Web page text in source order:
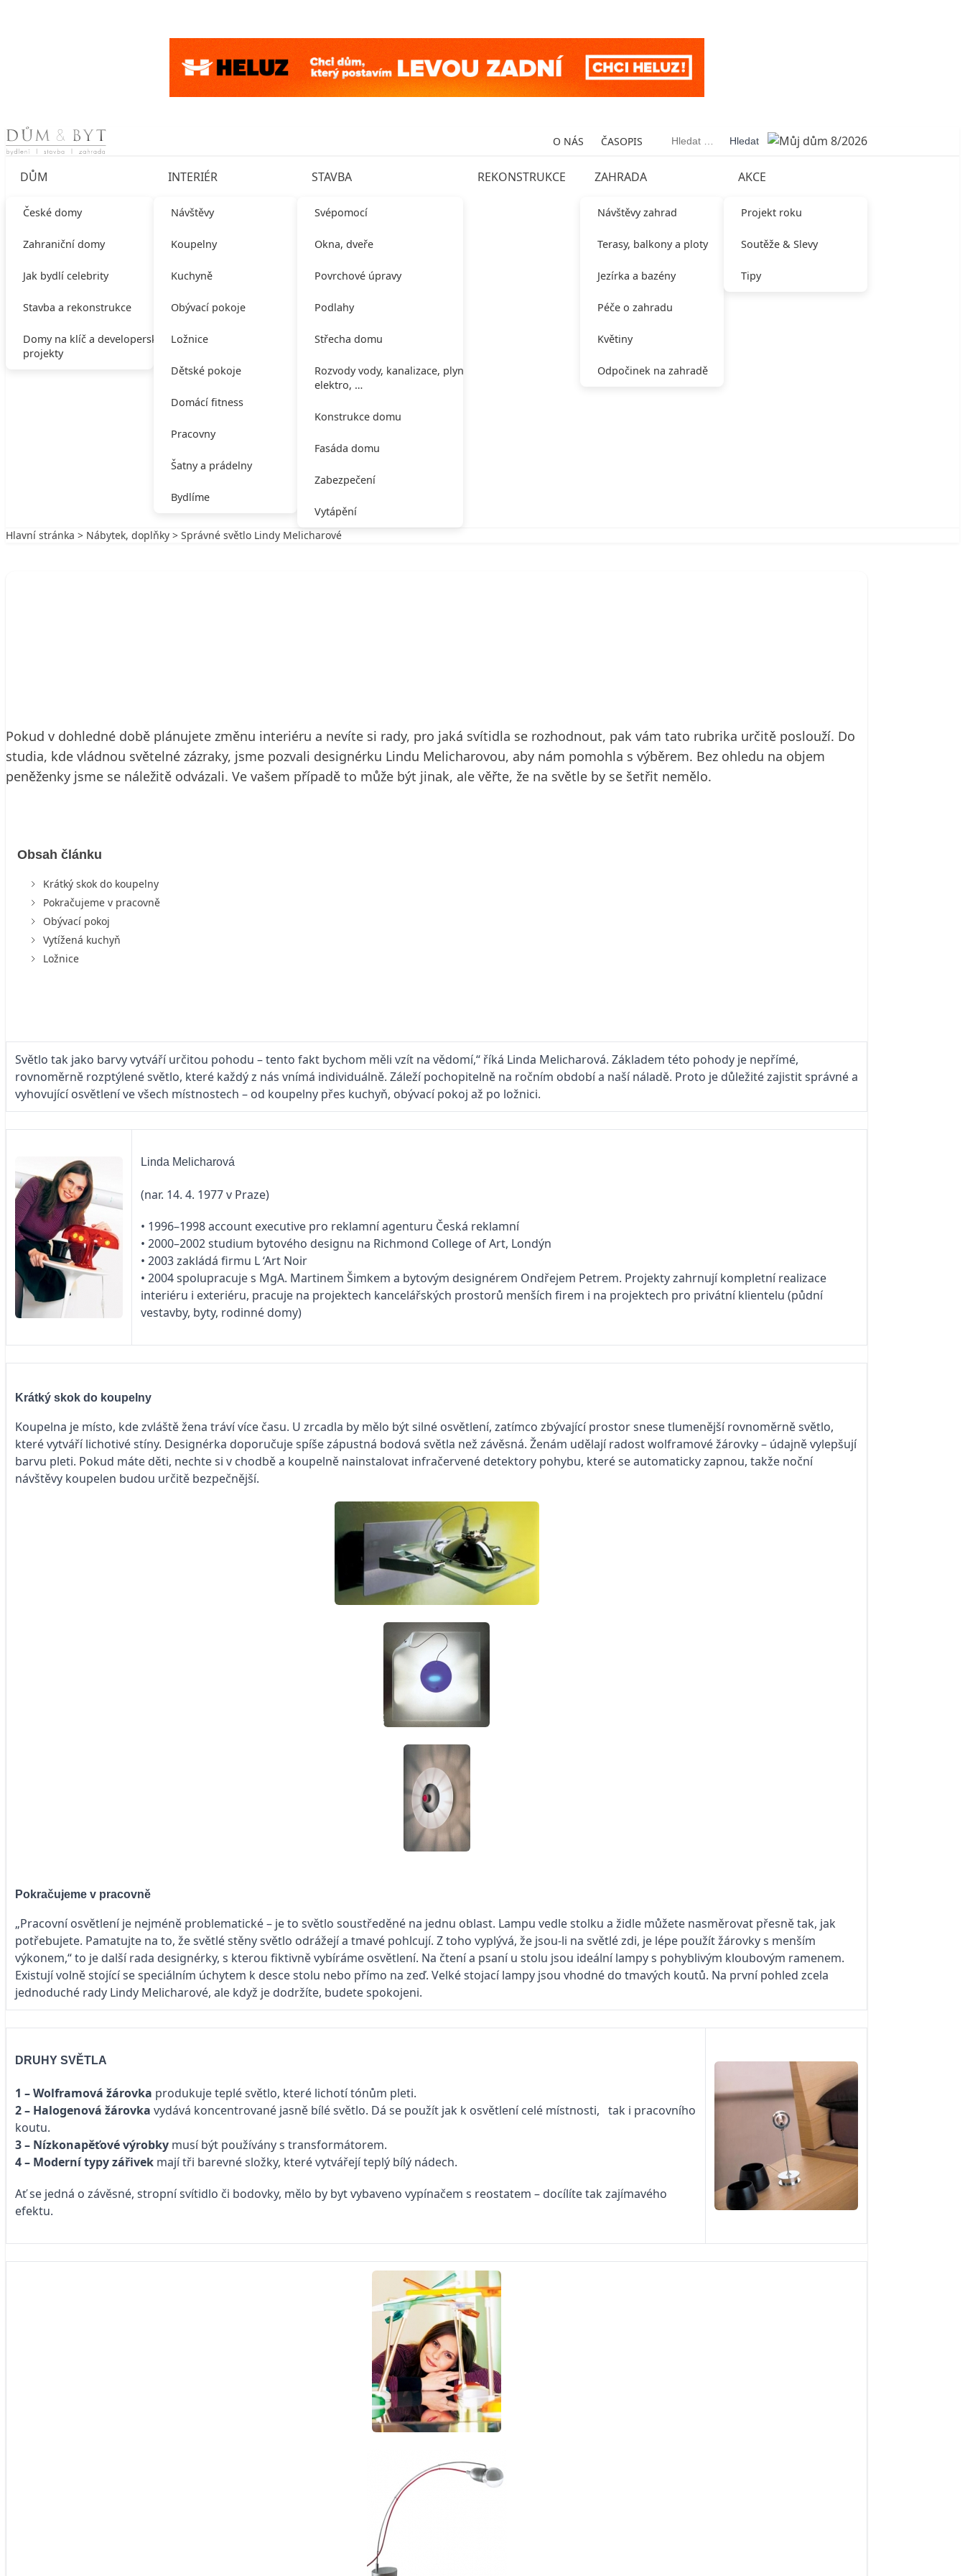
Skip to content O NÁS ČASOPIS Vyhledávání
DŮM
České domy
Zahraniční domy
Jak bydlí celebrity
Stavba a rekonstrukce
Domy na klíč a developerské
projekty
INTERIÉR
Návštěvy
Koupelny
Kuchyně
Obývací pokoje
Ložnice
Dětské pokoje
Domácí fitness
Pracovny
Šatny a prádelny
Bydlíme
STAVBA
Svépomocí
Okna, dveře
Povrchové úpravy
Podlahy
Střecha domu
Rozvody vody, kanalizace, plynu,
elektro, …
Konstrukce domu
Fasáda domu
Zabezpečení
Vytápění
REKONSTRUKCE ZAHRADA
Návštěvy zahrad
Terasy, balkony a ploty
Jezírka a bazény
Péče o zahradu
Květiny
Odpočinek na zahradě
AKCE
Projekt roku
Soutěže & Slevy
Tipy
Hlavní stránka > Nábytek, doplňky > Správné světlo Lindy Melicharové
Pokud v dohledné době plánujete změnu interiéru a nevíte si rady, pro jaká svítidla se rozhodnout, pak vám tato rubrika určitě poslouží. Do
studia, kde vládnou světelné zázraky, jsme pozvali designérku Lindu Melicharovou, aby nám pomohla s výběrem. Bez ohledu na objem
peněženky jsme se náležitě odvázali. Ve vašem případě to může být jinak, ale věřte, že na světle by se šetřit nemělo.
Obsah článku
Krátký skok do koupelny
Pokračujeme v pracovně
Obývací pokoj
Vytížená kuchyň
Ložnice
Světlo tak jako barvy vytváří určitou pohodu – tento fakt bychom měli vzít na vědomí,“ říká Linda Melicharová. Základem této pohody je nepřímé,
rovnoměrně rozptýlené světlo, které každý z nás vnímá individuálně. Záleží pochopitelně na ročním období a naší náladě. Proto je důležité zajistit správné a
vyhovující osvětlení ve všech místnostech – od koupelny přes kuchyň, obývací pokoj až po ložnici.
Linda Melicharová
(nar. 14. 4. 1977 v Praze)
• 1996–1998 account executive pro reklamní agenturu Česká reklamní
• 2000–2002 studium bytového designu na Richmond College of Art, Londýn
• 2003 zakládá firmu L ‘Art Noir
• 2004 spolupracuje s MgA. Martinem Šimkem a bytovým designérem Ondřejem Petrem. Projekty zahrnují kompletní realizace
interiéru i exteriéru, pracuje na projektech kancelářských prostorů menších firem i na projektech pro privátní klientelu (půdní
vestavby, byty, rodinné domy)
Krátký skok do koupelny
Koupelna je místo, kde zvláště žena tráví více času. U zrcadla by mělo být silné osvětlení, zatímco zbývající prostor snese tlumenější rovnoměrně světlo,
které vytváří lichotivé stíny. Designérka doporučuje spíše zápustná bodová světla než závěsná. Ženám udělají radost wolframové žárovky – údajně vylepšují
barvu pleti. Pokud máte děti, nechte si v chodbě a koupelně nainstalovat infračervené detektory pohybu, které se automaticky zapnou, takže noční
návštěvy koupelen budou určitě bezpečnější.
Pokračujeme v pracovně
„Pracovní osvětlení je nejméně problematické – je to světlo soustředěné na jednu oblast. Lampu vedle stolku a židle můžete nasměrovat přesně tak, jak
potřebujete. Pamatujte na to, že světlé stěny světlo odrážejí a tmavé pohlcují. Z toho vyplývá, že jsou-li na světlé zdi, je lépe použít žárovky s menším
výkonem,“ to je další rada designérky, s kterou fiktivně vybíráme osvětlení. Na čtení a psaní u stolu jsou ideální lampy s pohyblivým kloubovým ramenem.
Existují volně stojící se speciálním úchytem k desce stolu nebo přímo na zeď. Velké stojací lampy jsou vhodné do tmavých koutů. Na první pohled zcela
jednoduché rady Lindy Melicharové, ale když je dodržíte, budete spokojeni.
DRUHY SVĚTLA
1 – Wolframová žárovka produkuje teplé světlo, které lichotí tónům pleti.
2 – Halogenová žárovka vydává koncentrované jasně bílé světlo. Dá se použít jak k osvětlení celé místnosti, tak i pracovního
koutu.
3 – Nízkonapěťové výrobky musí být používány s transformátorem.
4 – Moderní typy zářivek mají tři barevné složky, které vytvářejí teplý bílý nádech.
Ať se jedná o závěsné, stropní svítidlo či bodovky, mělo by byt vybaveno vypínačem s reostatem – docílíte tak zajímavého
efektu.